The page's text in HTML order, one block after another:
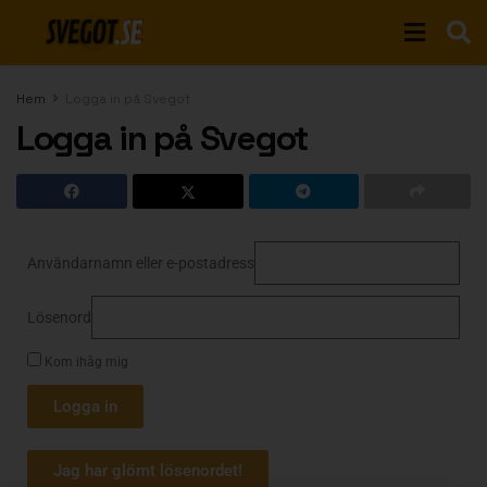
Hem
Logga in på Svegot
Användarnamn eller e-postadress
Lösenord
Kom ihåg mig
Logga in
Jag har glömt lösenordet!